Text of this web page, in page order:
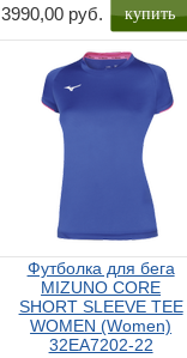
3990,00 руб. купить
Футболка для бега
MIZUNO CORE
SHORT SLEEVE TEE
WOMEN (Women)
32EA7202-22